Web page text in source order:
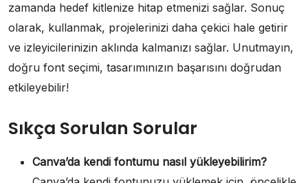
zamanda hedef kitlenize hitap etmenizi sağlar. Sonuç
olarak, kullanmak, projelerinizi daha çekici hale getirir
ve izleyicilerinizin aklında kalmanızı sağlar. Unutmayın,
doğru font seçimi, tasarımınızın başarısını doğrudan
etkileyebilir!
Sıkça Sorulan Sorular
Canva’da kendi fontumu nasıl yükleyebilirim?